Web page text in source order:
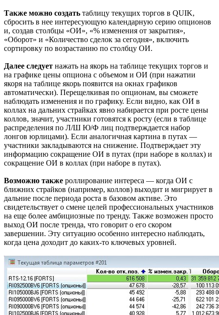
Также можно создать таблицу текущих торгов в QUIK,
сбросить в нее интересующую календарную серию опционов
и, создав столбцы «ОИ», «% изменения от закрытия»,
«Оборот» и «Количество сделок за сегодня», включить
сортировку по возрастанию по столбцу ОИ.
Далее следует нажать на якорь на таблице текущих торгов и
на графике цены опциона с объемом и ОИ (при нажатии
якоря на таблице якорь появится на окнах графиков
автоматически). Перещелкивая по опционам, вы сможете
наблюдать изменения и по графику. Если видно, как ОИ в
коллах на дальних страйках явно набирается при росте цены
коллов, значит, участники готовятся к росту (если в таблице
распределения по Л/Ш Ю/Ф лиц подтверждается набор
лонгов юрлицами). Если аналогичная картина в путах —
участники закладываются на снижение. Подтверждает эту
информацию сокращение ОИ в путах (при наборе в коллах) и
сокращение ОИ в коллах (при наборе в путах).
Возможно также роллирование интереса — когда ОИ с
ближних страйков (например, коллов) выходит и мигрирует в
дальние после периода роста в базовом активе. Это
свидетельствует о смене целей профессиональных участников
на еще более амбициозные по тренду. Также возможен просто
выход ОИ после тренда, что говорит о его скором
завершении. Эту ситуацию особенно интересно наблюдать,
когда цена доходит до каких-то ключевых уровней.